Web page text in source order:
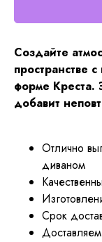
Создайте
пространстве
форме Креста.
добавит
Отлично
диваном
Срок